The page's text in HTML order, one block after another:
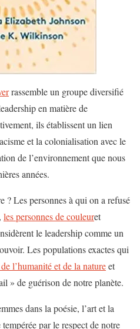
rassemble un groupe diversifié
en matière de
ils établissent un lien
et la colonialisation avec le
de l’environnement que nous
années.
? Les personnes à qui on a refusé
, les personnes de couleuret
le leadership comme un
Les populations exactes qui
l’humanité et de la natureet
» de guérison de notre planète.
dans la poésie, l’art et la
par le respect de notre